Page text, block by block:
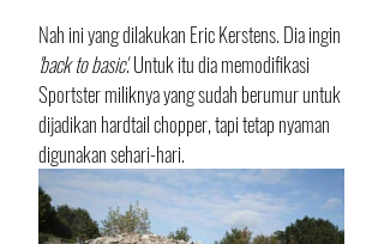
Nah ini yang dilakukan Eric Kerstens. Dia ingin
'back to basic'. Untuk itu dia memodifikasi
Sportster miliknya yang sudah berumur untuk
dijadikan hardtail chopper, tapi tetap nyaman
digunakan sehari-hari.